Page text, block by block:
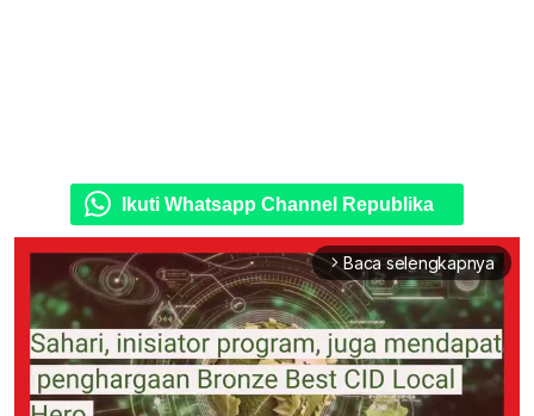
Ikuti Whatsapp Channel Republika
arrow_forward_ios Baca selengkapnya